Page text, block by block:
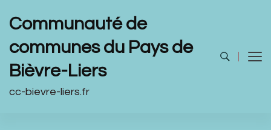
Communauté de
communes du Pays de
Bièvre-Liers
cc-bievre-liers.fr